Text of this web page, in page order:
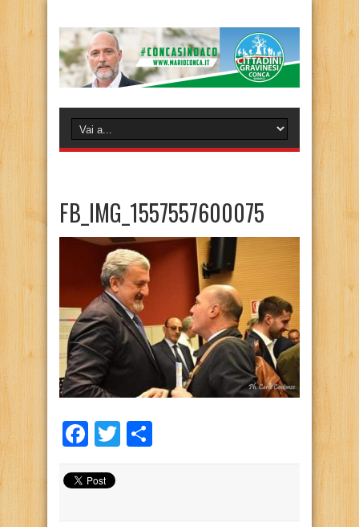
FB_IMG_1557557600075
Facebook
Twitter